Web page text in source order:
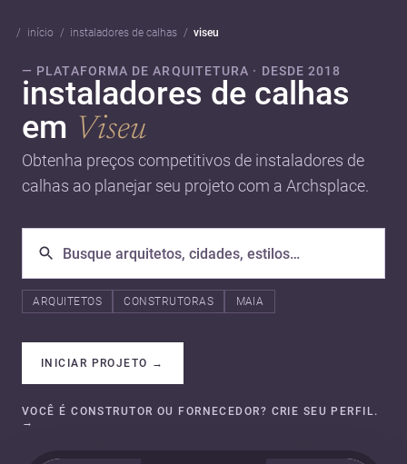
início instaladores de calhas viseu
— PLATAFORMA DE ARQUITETURA · DESDE 2018
instaladores de calhas
em Viseu
Obtenha preços competitivos de instaladores de
calhas ao planejar seu projeto com a Archsplace.
ARQUITETOS CONSTRUTORAS MAIA
INICIAR PROJETO →
VOCÊ É CONSTRUTOR OU FORNECEDOR? CRIE SEU PERFIL.
→